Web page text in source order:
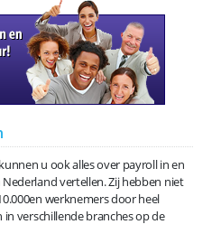
u ook alles over payroll in en
vertellen. Zij hebben niet
werknemers door heel
verschillende branches op de